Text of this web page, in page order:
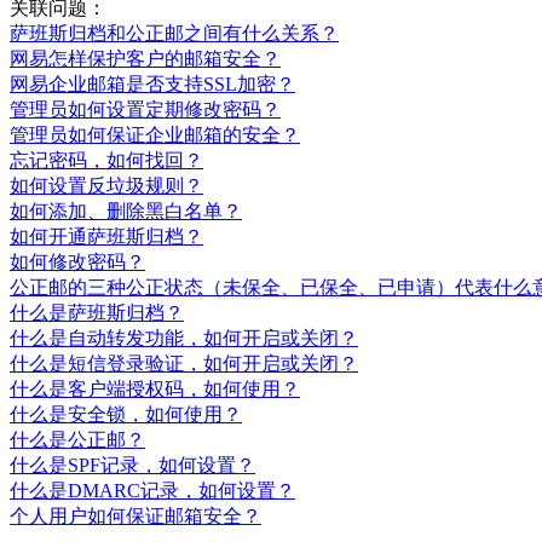
关联问题：
萨班斯归档和公正邮之间有什么关系？
网易怎样保护客户的邮箱安全？
网易企业邮箱是否支持SSL加密？
管理员如何设置定期修改密码？
管理员如何保证企业邮箱的安全？
忘记密码，如何找回？
如何设置反垃圾规则？
如何添加、删除黑白名单？
如何开通萨班斯归档？
如何修改密码？
公正邮的三种公正状态（未保全、已保全、已申请）代表什么
什么是萨班斯归档？
什么是自动转发功能，如何开启或关闭？
什么是短信登录验证，如何开启或关闭？
什么是客户端授权码，如何使用？
什么是安全锁，如何使用？
什么是公正邮？
什么是SPF记录，如何设置？
什么是DMARC记录，如何设置？
个人用户如何保证邮箱安全？